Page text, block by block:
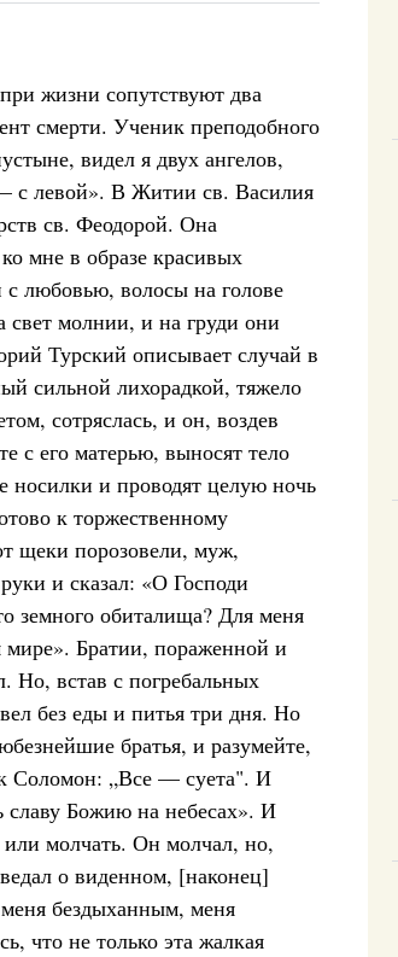
жизни сопутствуют два
смерти. Ученик преподобного
видел я двух ангелов,
с левой». В Житии св. Василия
св. Феодорой. Она
мне в образе красивых
любовью, волосы на голове
молнии, и на груди они
Турский описывает случай в
сильной лихорадкой, тяжело
сотряслась, и он, воздев
с его матерью, выносят тело
носилки и проводят целую ночь
к торжественному
щеки порозовели, муж,
и сказал: «О Господи
земного обиталища? Для меня
Братии, пораженной и
Но, встав с погребальных
без еды и питья три дня. Но
братья, и разумейте,
Соломон: „Все — суета". И
славу Божию на небесах». И
или молчать. Он молчал, но,
о виденном, [наконец]
меня бездыханным, меня
что не только эта жалкая